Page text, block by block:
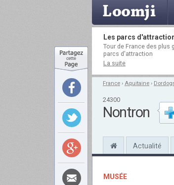
Les parcs
Tour de France des plus
parcs d'attraction
La suite
France › Aquitaine ›
24300
Nontron
Actualité
MUSÉE